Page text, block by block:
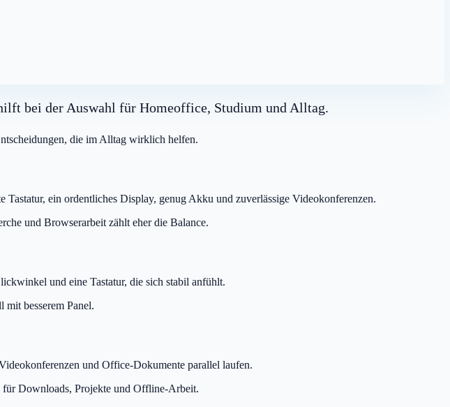
bei der Auswahl für Homeoffice, Studium und Alltag.
die im Alltag wirklich helfen.
ein ordentliches Display, genug Akku und zuverlässige Videokonferenzen.
und Browserarbeit zählt eher die Balance.
und eine Tastatur, die sich stabil anfühlt.
besserem Panel.
und Office-Dokumente parallel laufen.
für Downloads, Projekte und Offline-Arbeit.